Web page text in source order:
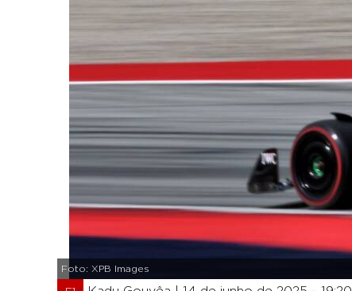
Foto: XPB Images